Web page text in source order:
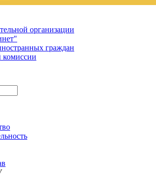
организации
граждан